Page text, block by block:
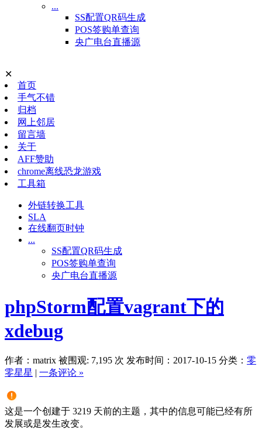
...
SS配置QR码生成
POS签购单查询
央广电台直播源
✕
首页
手气不错
归档
网上邻居
留言墙
关于
AFF赞助
chrome离线恐龙游戏
工具箱
外链转换工具
SLA
在线翻页时钟
...
SS配置QR码生成
POS签购单查询
央广电台直播源
phpStorm配置vagrant下的
xdebug
作者：matrix 被围观: 7,195 次 发布时间：2017-10-15 分类： 零
零星星 | 一条评论 »
这是一个创建于 3219 天前的主题，其中的信息可能已经有所
发展或是发生改变。